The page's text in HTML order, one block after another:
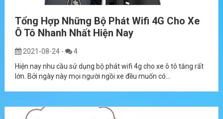
Tổng Hợp Những Bộ Phát Wifi 4G Cho Xe
Ô Tô Nhanh Nhất Hiện Nay
2021-08-24 -
4
Hiện nay nhu cầu sử dụng bộ phát wifi 4g cho xe ô tô tăng rất
lớn. Bởi ngày này mọi người ngồi xe đều muốn có...